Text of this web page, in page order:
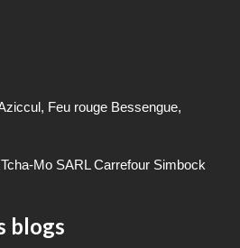
Feu rouge Bessengue,
Mo SARL Carrefour Simbock
blogs